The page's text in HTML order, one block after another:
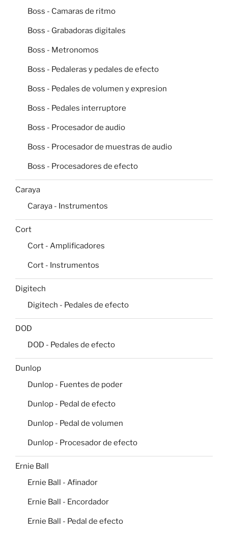
Boss - Camaras de ritmo
Boss - Grabadoras digitales
Boss - Metronomos
Boss - Pedaleras y pedales de efecto
Boss - Pedales de volumen y expresion
Boss - Pedales interruptore
Boss - Procesador de audio
Boss - Procesador de muestras de audio
Boss - Procesadores de efecto
Caraya
Caraya - Instrumentos
Cort
Cort - Amplificadores
Cort - Instrumentos
Digitech
Digitech - Pedales de efecto
DOD
DOD - Pedales de efecto
Dunlop
Dunlop - Fuentes de poder
Dunlop - Pedal de efecto
Dunlop - Pedal de volumen
Dunlop - Procesador de efecto
Ernie Ball
Ernie Ball - Afinador
Ernie Ball - Encordador
Ernie Ball - Pedal de efecto